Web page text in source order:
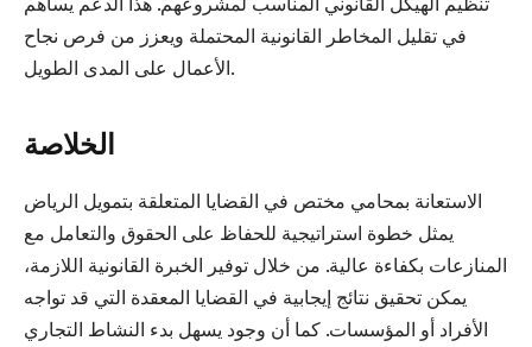
في تقليل المخاطر القانونية المحتملة ويعزز من فرص نجاح
الأعمال على المدى الطويل.
الخلاصة
الاستعانة بمحامي مختص في القضايا المتعلقة بتمويل الرياض
يمثل خطوة استراتيجية للحفاظ على الحقوق والتعامل مع
المنازعات بكفاءة عالية. من خلال توفير الخبرة القانونية اللازمة،
يمكن تحقيق نتائج إيجابية في القضايا المعقدة التي قد تواجه
الأفراد أو المؤسسات. كما أن وجود يسهل بدء النشاط التجاري